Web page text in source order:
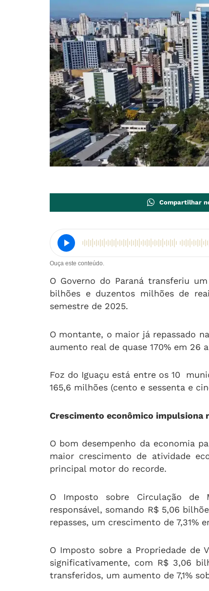
Compartilhar
Ouça este conteúdo.
O Governo do Paraná transferiu
bilhões e duzentos milhões de
semestre de 2025.
O montante, o maior já repassado
aumento real de quase 170% em 26
Foz do Iguaçu está entre os 10
165,6 milhões (cento e sessenta e
Crescimento econômico impulsiona
O bom desempenho da economia
maior crescimento de atividade
principal motor do recorde.
O Imposto sobre Circulação de
responsável, somando R$ 5,06
repasses, um crescimento de 7,31%
O Imposto sobre a Propriedade de
significativamente, com R$ 3,06
transferidos, um aumento de 7,1%